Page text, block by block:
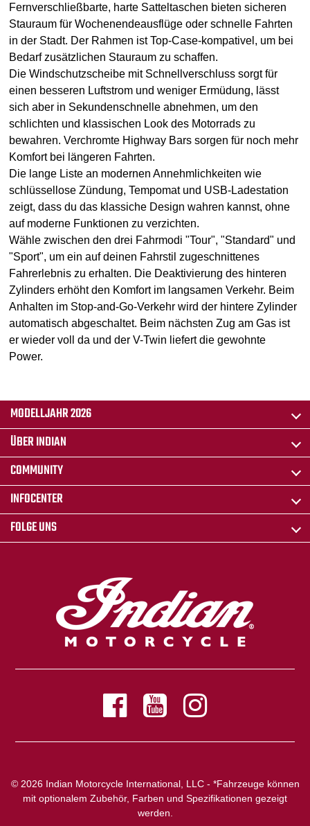
Fernverschließbarte, harte Satteltaschen bieten sicheren
Stauraum für Wochenendeausflüge oder schnelle Fahrten
in der Stadt. Der Rahmen ist Top-Case-kompativel, um bei
Bedarf zusätzlichen Stauraum zu schaffen.
Die Windschutzscheibe mit Schnellverschluss sorgt für
einen besseren Luftstrom und weniger Ermüdung, lässt
sich aber in Sekundenschnelle abnehmen, um den
schlichten und klassischen Look des Motorrads zu
bewahren. Verchromte Highway Bars sorgen für noch mehr
Komfort bei längeren Fahrten.
Die lange Liste an modernen Annehmlichkeiten wie
schlüssellose Zündung, Tempomat und USB-Ladestation
zeigt, dass du das klassiche Design wahren kannst, ohne
auf moderne Funktionen zu verzichten.
Wähle zwischen den drei Fahrmodi "Tour", "Standard" und
"Sport", um ein auf deinen Fahrstil zugeschnittenes
Fahrerlebnis zu erhalten. Die Deaktivierung des hinteren
Zylinders erhöht den Komfort im langsamen Verkehr. Beim
Anhalten im Stop-and-Go-Verkehr wird der hintere Zylinder
automatisch abgeschaltet. Beim nächsten Zug am Gas ist
er wieder voll da und der V-Twin liefert die gewohnte
Power.
MODELLJAHR 2026
ÜBER INDIAN
COMMUNITY
INFOCENTER
FOLGE UNS
© 2026 Indian Motorcycle International, LLC - *Fahrzeuge können
mit optionalem Zubehör, Farben und Spezifikationen gezeigt
werden.